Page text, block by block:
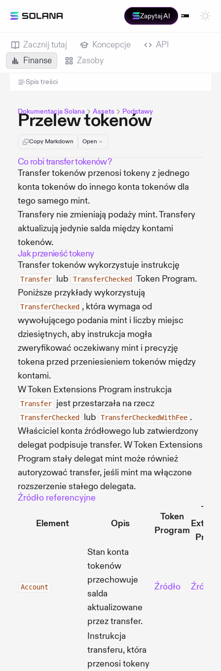
Zapytaj AI
Zacznij tutaj Koncepcje
API
Finanse
Zasoby
Spis treści
Dokumentacja Solana Assets Podstawy
Przelew tokenów
Copy Markdown Open
Co robi transfer tokenów?
Transfer tokenów przenosi tokeny z jednego
konta tokenów do innego konta tokenów dla
tego samego mint.
Transfery nie zmieniają podaży mint. Transfery
aktualizują jedynie salda między kontami
tokenów.
Jak przenieść tokeny
Transfer tokenów wykorzystuje instrukcję
Transfer lub TransferChecked
Token Program.
Poniższe przykłady wykorzystują
TransferChecked , która wymaga od
wywołującego podania mint i liczby miejsc
dziesiętnych, aby instrukcja mogła
zweryfikować oczekiwany mint i precyzję
tokena przed przeniesieniem tokenów między
kontami.
W Token Extensions Program instrukcja
Transfer jest przestarzała na rzecz
TransferChecked lub TransferCheckedWithFee .
Właściciel konta źródłowego lub zatwierdzony
delegat podpisuje transfer. W Token Extensions
Program stały delegat mint może również
autoryzować transfer, jeśli mint ma włączone
rozszerzenie stałego delegata.
Źródło referencyjne
Element Opis
Token
Program
Account
Stan konta
tokenów
przechowuje
salda
aktualizowane
przez transfer.
Źródło Źródło
Instrukcja
transferu, która
przenosi tokeny